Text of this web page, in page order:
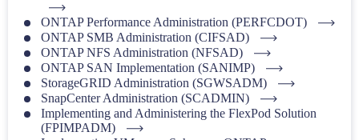
ONTAP Performance Administration (PERFCDOT)
ONTAP SMB Administration (CIFSAD)
ONTAP NFS Administration (NFSAD)
ONTAP SAN Implementation (SANIMP)
StorageGRID Administration (SGWSADM)
SnapCenter Administration (SCADMIN)
Implementing and Administering the FlexPod Solution
(FPIMPADM)